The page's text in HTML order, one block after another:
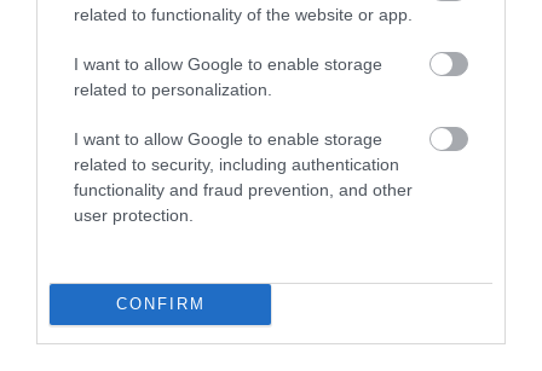
related to functionality of the website or app.
I want to allow Google to enable storage
related to personalization.
I want to allow Google to enable storage
related to security, including authentication
functionality and fraud prevention, and other
user protection.
CONFIRM
rovnomerne tenké.
pripravenou koreninovou zmesou. Na mäso
rozložte brokolicu, opečenú slaninu a strúhaný
syr a zrolujte. Každú rolku zafixujte kuchynskou
niťou a odrežte jej prebytok.
Panvicu znovu rozohrejte a kuracie rolky opečte
na strednom ohni z oboch strán do zlatohneda.
prepečené.